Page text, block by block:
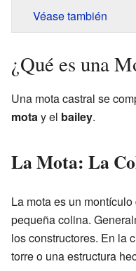
Véase también
¿Qué es una
Una mota castral se
motay el bailey.
La Mota: La
La mota es un
pequeña colina.
los constructores. En la
torre o una estructura